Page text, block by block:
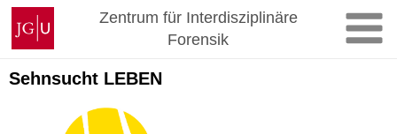
Zum
Inhalt
springen
Johannes
Gutenberg-
Universität
Mainz
Zentrum für Interdisziplinäre
Forensik
Sehnsucht LEBEN